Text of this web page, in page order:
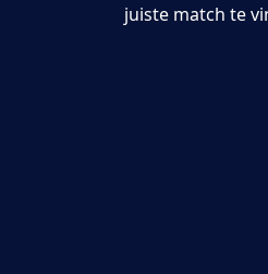
juiste match te